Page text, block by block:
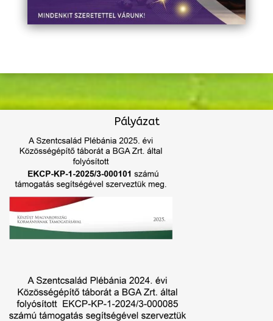
Pályázat